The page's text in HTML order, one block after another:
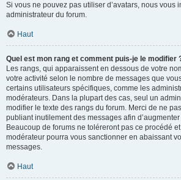
Si vous ne pouvez pas utiliser d’avatars, nous vous
administrateur du forum.
Haut
Quel est mon rang et comment puis-je le modifier
Les rangs, qui apparaissent en dessous de votre
votre activité selon le nombre de messages que
certains utilisateurs spécifiques, comme les
modérateurs. Dans la plupart des cas, seul un
modifier le texte des rangs du forum. Merci de ne
publiant inutilement des messages afin
Beaucoup de forums ne toléreront pas ce procédé
modérateur pourra vous sanctionner en abaissant
messages.
Haut